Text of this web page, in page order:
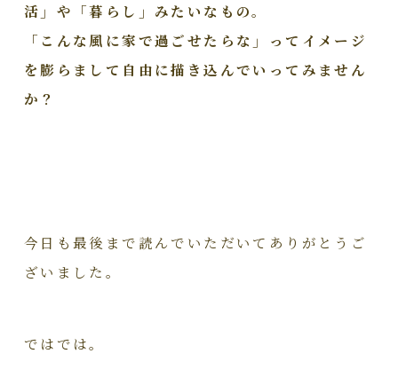
活」や「暮らし」みたいなもの。
「こんな風に家で過ごせたらな」ってイメージ
を膨らまして自由に描き込んでいってみません
か？
今日も最後まで読んでいただいてありがとうご
ざいました。
ではでは。